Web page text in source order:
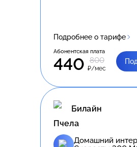
Подробнее о тарифе
Абонентская плата
440 800
₽/мес
Билайн
Пчела
Домашний